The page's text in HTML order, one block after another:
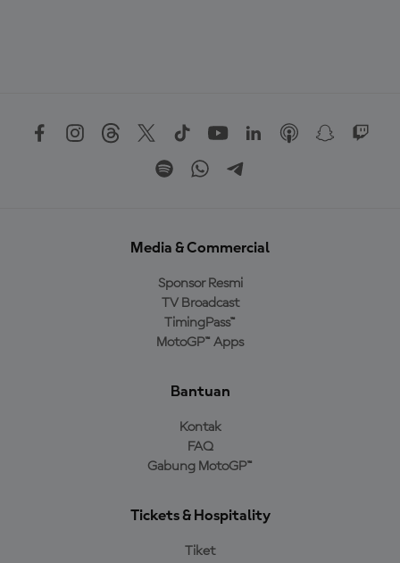
Media & Commercial
Sponsor Resmi
TV Broadcast
TimingPass™
MotoGP™ Apps
Bantuan
Kontak
FAQ
Gabung MotoGP™
Tickets & Hospitality
Tiket